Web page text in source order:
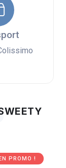
PROMO !